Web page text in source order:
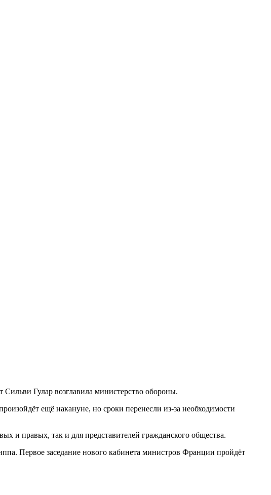
Гулар возглавила министерство обороны.
ещё накануне, но сроки перенесли из-за необходимости
и правых, так и для представителей гражданского общества.
Первое заседание нового кабинета министров Франции пройдёт